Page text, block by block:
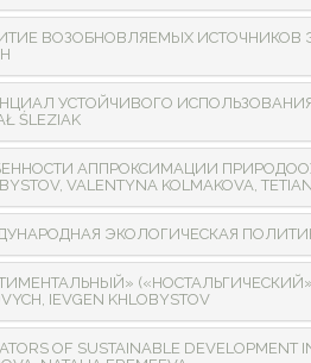
ВОЗОБНОВЛЯЕМЫХ ИСТОЧНИКОВ
УСТОЙЧИВОГО ИСПОЛЬЗОВАНИЯ
ŚLEZIAK
АППРОКСИМАЦИИ
VALENTYNA KOLMAKOVA,
ЭКОЛОГИЧЕСКАЯ
IEVGEN KHLOBYSTOV
OF SUSTAINABLE DEVELOPMENT